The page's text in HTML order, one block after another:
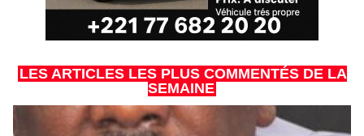
LES ARTICLES LES PLUS COMMENTÉS DE LA
SEMAINE